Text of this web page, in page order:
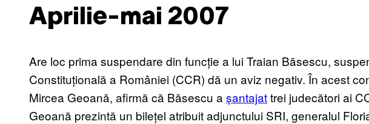
Aprilie-mai 2007
Are loc prima suspendare din funcție a lui Traian Băsescu,
Constituțională a României (CCR) dă un aviz negativ. În acest
Mircea Geoană, afirmă că Băsescu a șantajattrei judecători ai
Geoană prezintă un bilețel atribuit adjunctului SRI, generalul